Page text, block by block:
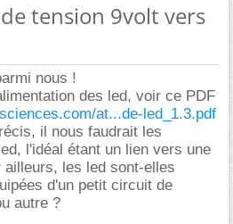
tension 9volt vers
nous !
des led, voir ce PDF
at...de-led_1.3.pdf
il nous faudrait les
l'idéal étant un lien vers une
les led sont-elles
d'un petit circuit de
autre ?